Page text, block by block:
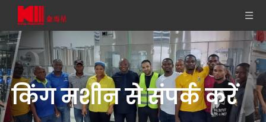
किंग मशीन से संपर्क करें